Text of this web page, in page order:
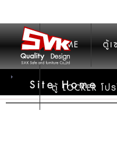
HOME ตู้เ
ตู้ LOCKER โป
Site Home